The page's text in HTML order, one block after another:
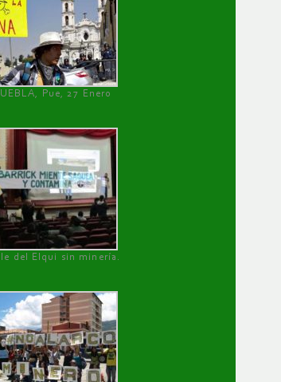
Pue, 27 Enero
del Elqui sin minería.